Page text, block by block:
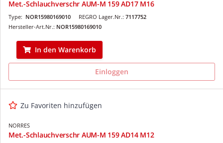
Met.-Schlauchverschr AUM-M 159 AD17 M16
REGRO Lager.Nr.: 7117752
Type: NOR15980169010
Hersteller-Art.Nr.: NOR15980169010
In den Warenkorb
Einloggen
Zu Favoriten hinzufügen
NORRES
Met.-Schlauchverschr AUM-M 159 AD14 M12